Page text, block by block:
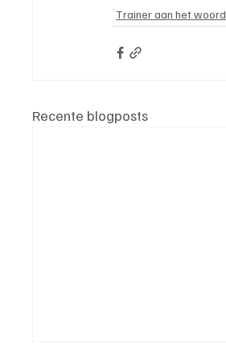
Trainer aan het woord
Recente blogposts